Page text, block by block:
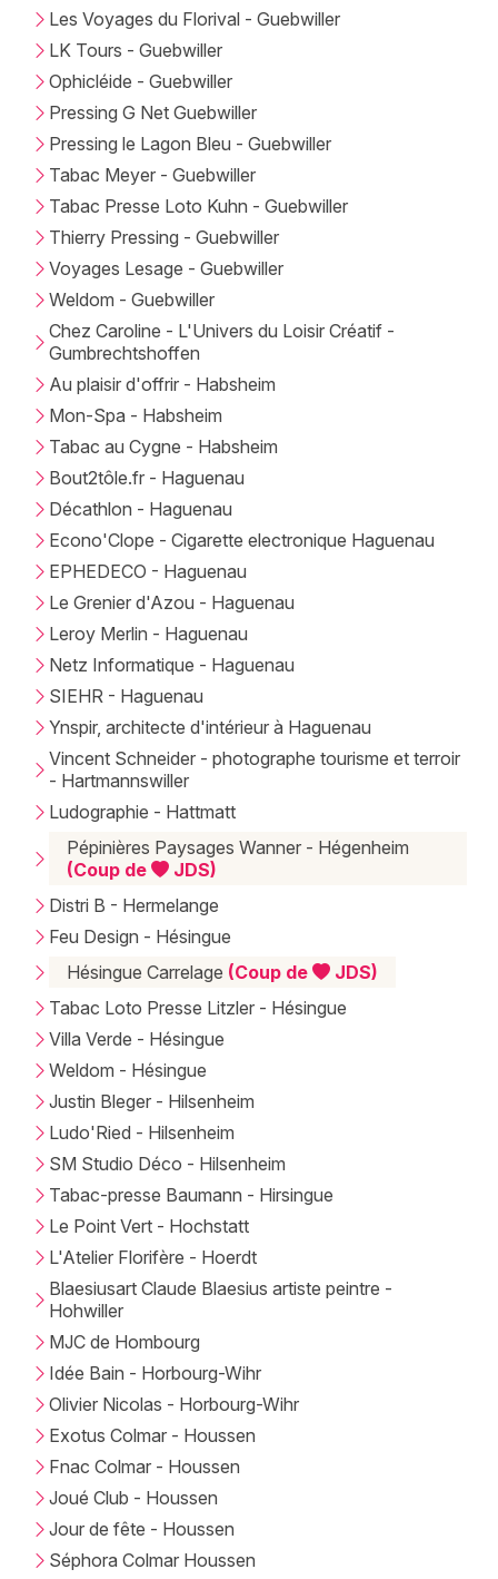
Les Voyages du Florival - Guebwiller
LK Tours - Guebwiller
Ophicléide - Guebwiller
Pressing G Net Guebwiller
Pressing le Lagon Bleu - Guebwiller
Tabac Meyer - Guebwiller
Tabac Presse Loto Kuhn - Guebwiller
Thierry Pressing - Guebwiller
Voyages Lesage - Guebwiller
Weldom - Guebwiller
Chez Caroline - L'Univers du Loisir Créatif -
Gumbrechtshoffen
Au plaisir d'offrir - Habsheim
Mon-Spa - Habsheim
Tabac au Cygne - Habsheim
Bout2tôle.fr - Haguenau
Décathlon - Haguenau
Econo'Clope - Cigarette electronique Haguenau
EPHEDECO - Haguenau
Le Grenier d'Azou - Haguenau
Leroy Merlin - Haguenau
Netz Informatique - Haguenau
SIEHR - Haguenau
Ynspir, architecte d'intérieur à Haguenau
Vincent Schneider - photographe tourisme et terroir
- Hartmannswiller
Ludographie - Hattmatt
Pépinières Paysages Wanner - Hégenheim
(Coup de
JDS)
Distri B - Hermelange
Feu Design - Hésingue
Hésingue Carrelage (Coup de
JDS)
Tabac Loto Presse Litzler - Hésingue
Villa Verde - Hésingue
Weldom - Hésingue
Justin Bleger - Hilsenheim
Ludo'Ried - Hilsenheim
SM Studio Déco - Hilsenheim
Tabac-presse Baumann - Hirsingue
Le Point Vert - Hochstatt
L'Atelier Florifère - Hoerdt
Blaesiusart Claude Blaesius artiste peintre -
Hohwiller
MJC de Hombourg
Idée Bain - Horbourg-Wihr
Olivier Nicolas - Horbourg-Wihr
Exotus Colmar - Houssen
Fnac Colmar - Houssen
Joué Club - Houssen
Jour de fête - Houssen
Séphora Colmar Houssen